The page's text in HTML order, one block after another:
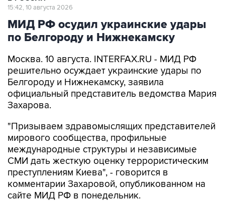
15:42, 10 августа 2026
МИД РФ осудил украинские удары
по Белгороду и Нижнекамску
Москва. 10 августа. INTERFAX.RU - МИД РФ
решительно осуждает украинские удары по
Белгороду и Нижнекамску, заявила
официальный представитель ведомства Мария
Захарова.
"Призываем здравомыслящих представителей
мирового сообщества, профильные
международные структуры и независимые
СМИ дать жесткую оценку террористическим
преступлениям Киева", - говорится в
комментарии Захаровой, опубликованном на
сайте МИД РФ в понедельник.